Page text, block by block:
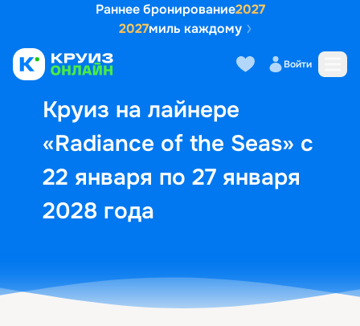
Раннее бронирование2027
2027миль каждому
Войти
Круиз на лайнере
«Radiance of the Seas» с
22 января по 27 января
2028 года
Выбор кают Маршрут и